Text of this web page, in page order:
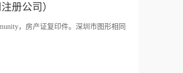
册公司）
，房产证复印件。深圳市图形相同